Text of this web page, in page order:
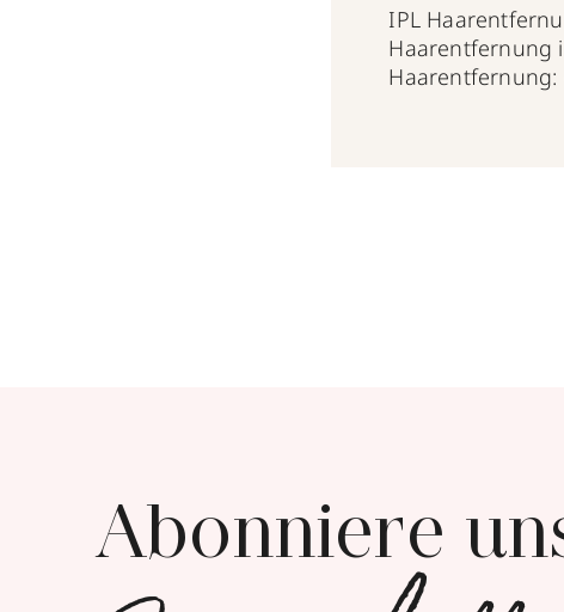
IPL
Haarentfernung
Abonniere